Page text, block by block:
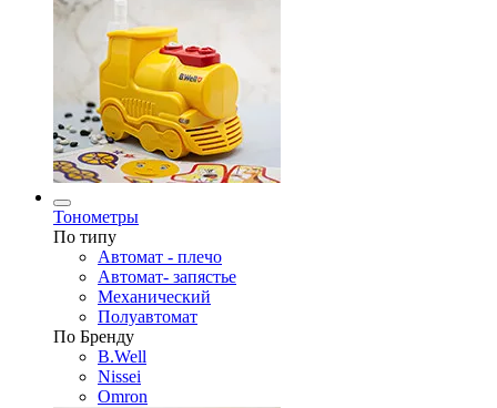
Тонометры
По типу
Автомат - плечо
Автомат- запястье
Механический
Полуавтомат
По Бренду
B.Well
Nissei
Omron